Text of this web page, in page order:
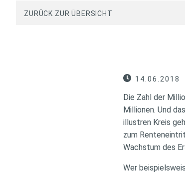
ZURÜCK ZUR ÜBERSICHT
14.06.2018
Die Zahl der
Millionen. Und
illustren Kreis
zum
Wachstum des
Wer